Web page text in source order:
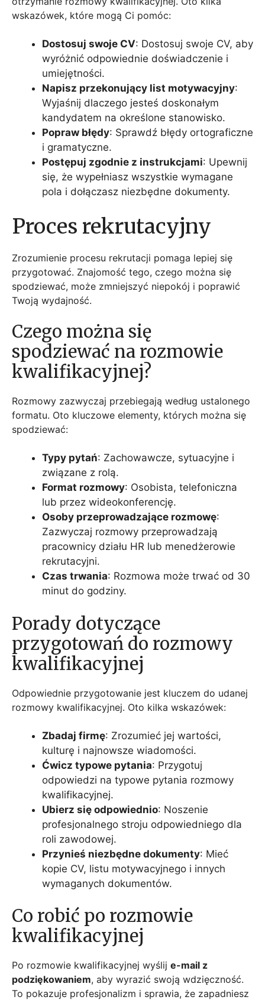
wskazówek, które mogą Ci pomóc:
Dostosuj swoje CV: Dostosuj swoje CV, aby
wyróżnić odpowiednie doświadczenie i
umiejętności.
Napisz przekonujący list motywacyjny:
Wyjaśnij dlaczego jesteś doskonałym
kandydatem na określone stanowisko.
Popraw błędy: Sprawdź błędy ortograficzne
i gramatyczne.
Postępuj zgodnie z instrukcjami: Upewnij
się, że wypełniasz wszystkie wymagane
pola i dołączasz niezbędne dokumenty.
Proces rekrutacyjny
Zrozumienie procesu rekrutacji pomaga lepiej się
przygotować. Znajomość tego, czego można się
spodziewać, może zmniejszyć niepokój i poprawić
Twoją wydajność.
Czego można się
spodziewać na rozmowie
kwalifikacyjnej?
Rozmowy zazwyczaj przebiegają według ustalonego
formatu. Oto kluczowe elementy, których można się
spodziewać:
Typy pytań: Zachowawcze, sytuacyjne i
związane z rolą.
Format rozmowy: Osobista, telefoniczna
lub przez wideokonferencję.
Osoby przeprowadzające rozmowę:
Zazwyczaj rozmowy przeprowadzają
pracownicy działu HR lub menedżerowie
rekrutacyjni.
Czas trwania: Rozmowa może trwać od 30
minut do godziny.
Porady dotyczące
przygotowań do rozmowy
kwalifikacyjnej
Odpowiednie przygotowanie jest kluczem do udanej
rozmowy kwalifikacyjnej. Oto kilka wskazówek:
Zbadaj firmę: Zrozumieć jej wartości,
kulturę i najnowsze wiadomości.
Ćwicz typowe pytania: Przygotuj
odpowiedzi na typowe pytania rozmowy
kwalifikacyjnej.
Ubierz się odpowiednio: Noszenie
profesjonalnego stroju odpowiedniego dla
roli zawodowej.
Przynieś niezbędne dokumenty: Mieć
kopie CV, listu motywacyjnego i innych
wymaganych dokumentów.
Co robić po rozmowie
kwalifikacyjnej
Po rozmowie kwalifikacyjnej wyślij e-mail z
podziękowaniem, aby wyrazić swoją wdzięczność.
To pokazuje profesjonalizm i sprawia, że zapadniesz